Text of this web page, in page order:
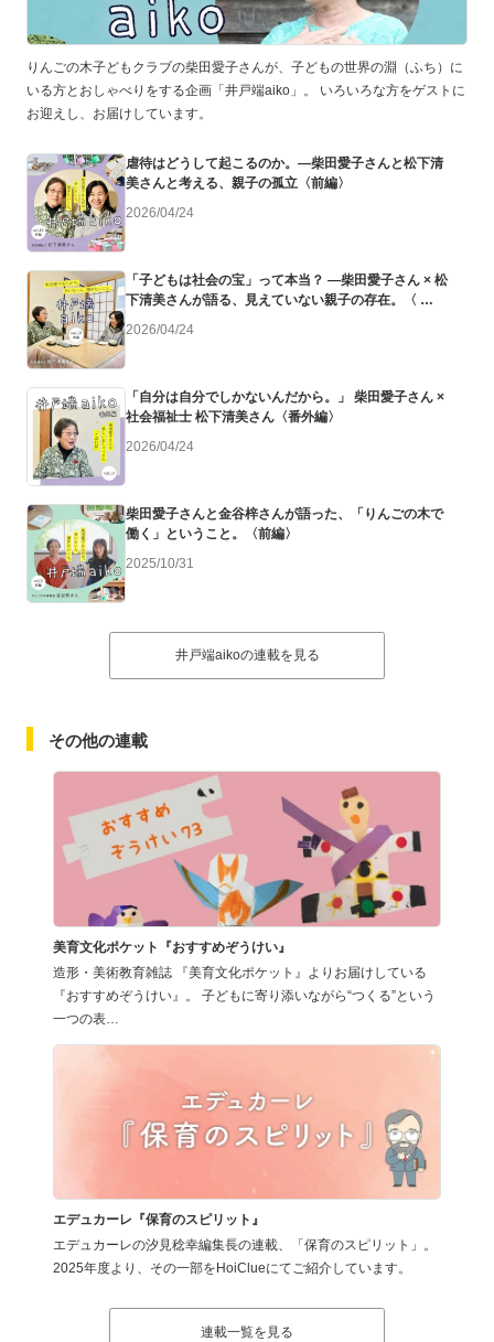
りんごの木子どもクラブの柴田愛子さんが、子どもの世界の淵（ふち）に
いる方とおしゃべりをする企画「井戸端aiko」。 いろいろな方をゲストに
お迎えし、お届けしています。
虐待はどうして起こるのか。—柴田愛子さんと松下清
美さんと考える、親子の孤立〈前編〉
2026/04/24
「子どもは社会の宝」って本当？ —柴田愛子さん × 松
下清美さんが語る、見えていない親子の存在。〈
2026/04/24
「自分は自分でしかないんだから。」 柴田愛子さん ×
社会福祉士 松下清美さん〈番外編〉
2026/04/24
柴田愛子さんと金谷梓さんが語った、「りんごの木で
働く」ということ。〈前編〉
2025/10/31
井戸端aikoの連載を見る
その他の連載
美育文化ポケット『おすすめぞうけい』
造形・美術教育雑誌 『美育文化ポケット』よりお届けしている
『おすすめぞうけい』。 子どもに寄り添いながら“つくる”という
一つの表…
エデュカーレ『保育のスピリット』
エデュカーレの汐見稔幸編集長の連載、「保育のスピリット」。
2025年度より、その一部をHoiClueにてご紹介しています。
連載一覧を見る